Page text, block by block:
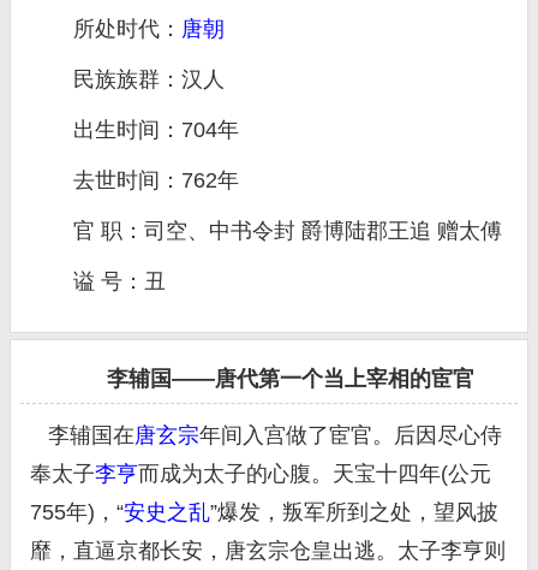
所处时代： 唐朝
民族族群：汉人
出生时间：704年
去世时间：762年
官 职：司空、中书令封 爵博陆郡王追 赠太傅
谥 号：丑
李辅国——唐代第一个当上宰相的宦官
李辅国在唐玄宗年间入宫做了宦官。后因尽心侍
奉太子李亨而成为太子的心腹。天宝十四年(公元
755年)，“安史之乱”爆发，叛军所到之处，望风披
靡，直逼京都长安，唐玄宗仓皇出逃。太子李亨则